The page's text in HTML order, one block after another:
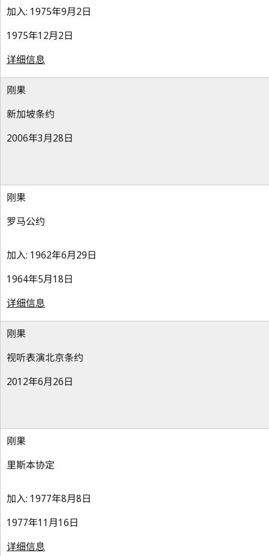
加入: 1975年9月2日
1975年12月2日
详细信息
刚果
新加坡条约
2006年3月28日
刚果
罗马公约
加入: 1962年6月29日
1964年5月18日
详细信息
刚果
视听表演北京条约
2012年6月26日
刚果
里斯本协定
加入: 1977年8月8日
1977年11月16日
详细信息